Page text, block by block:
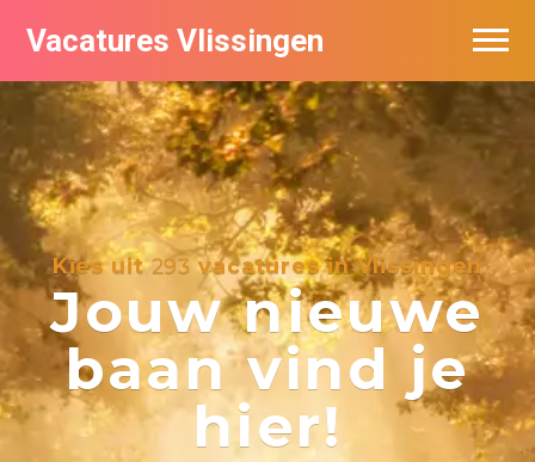
Vacatures Vlissingen
Kies uit293 vacatures in Vlissingen
Jouw nieuwe
baan vind je
hier!